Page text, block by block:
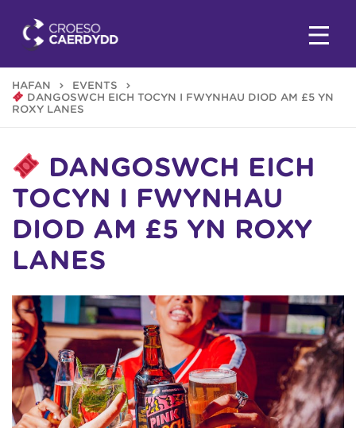
HAFAN
EVENTS
DANGOSWCH EICH TOCYN I FWYNHAU DIOD AM £5 YN
ROXY LANES
DANGOSWCH EICH
TOCYN I FWYNHAU
DIOD AM £5 YN ROXY
LANES